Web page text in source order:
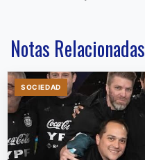
Notas Relacionadas
SOCIEDAD